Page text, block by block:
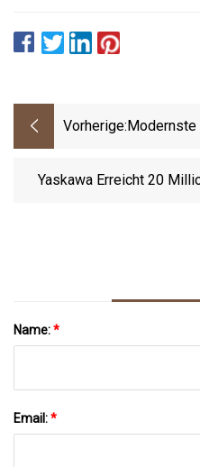
Vorherige: Modernste
Inc.
Yaskawa Erreicht 20
Name:*
Email:*